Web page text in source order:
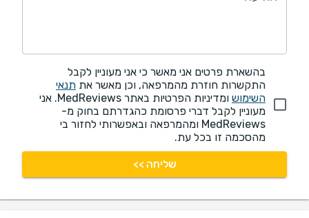
בהשארת פרטים אני מאשר כי אני מעוניין לקבל
התקשרות חוזרת מהמרפאה, וכן מאשר את תנאי
השימוש
ומדיניות הפרטיות באתר MedReviews. אני
מעוניין לקבל דברי פרסומת כהגדרתם בחוק מ-
MedReviews ומהמרפאה ובאפשרותי לחזור בי
מהסכמה זו בכל עת.
שליחה >>